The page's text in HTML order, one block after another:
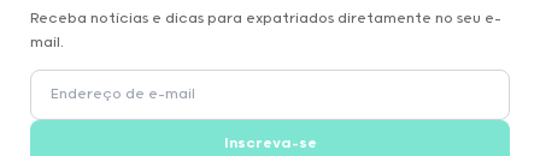
Receba notícias e dicas para expatriados diretamente no seu e-
mail.
Inscreva-se